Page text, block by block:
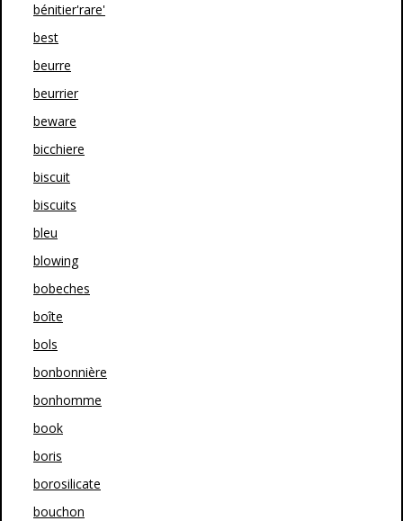
bénitier'rare'
best
beurre
beurrier
beware
bicchiere
biscuit
biscuits
bleu
blowing
bobeches
boîte
bols
bonbonnière
bonhomme
book
boris
borosilicate
bouchon